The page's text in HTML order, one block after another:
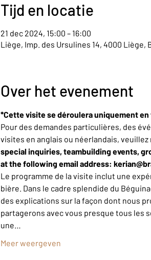
Tijd en locatie
21 dec 2024, 15:00 – 16:00
Liège, Imp. des Ursulines 14, 4000 Liège,
Over het evenement
*Cette visite se déroulera uniquement
Pour des demandes particulières, des
visites en anglais ou néerlandais,
special inquiries, teambuilding events,
at the following email address:
Le programme de la visite inclut une
bière. Dans le cadre splendide du
des explications sur la façon dont nous
partagerons avec vous presque tous les
une…
Meer weergeven